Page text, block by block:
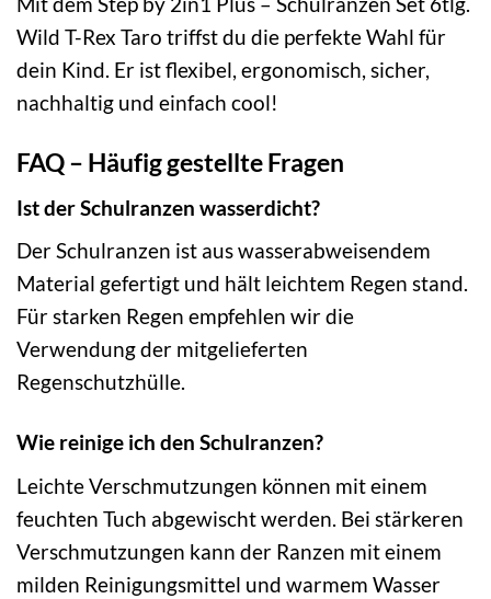
Wild T-Rex Taro triffst du die perfekte Wahl für
dein Kind. Er ist flexibel, ergonomisch, sicher,
nachhaltig und einfach cool!
FAQ – Häufig gestellte Fragen
Ist der Schulranzen wasserdicht?
Der Schulranzen ist aus wasserabweisendem
Material gefertigt und hält leichtem Regen stand.
Für starken Regen empfehlen wir die
Verwendung der mitgelieferten
Regenschutzhülle.
Wie reinige ich den Schulranzen?
Leichte Verschmutzungen können mit einem
feuchten Tuch abgewischt werden. Bei stärkeren
Verschmutzungen kann der Ranzen mit einem
milden Reinigungsmittel und warmem Wasser